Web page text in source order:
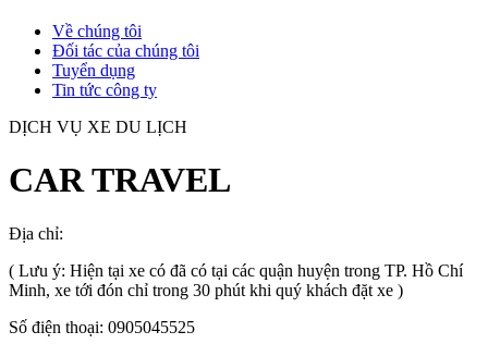
Về chúng tôi
Đối tác của chúng tôi
Tuyển dụng
Tin tức công ty
DỊCH VỤ XE DU LỊCH
CAR TRAVEL
Địa chỉ:
( Lưu ý: Hiện tại xe có đã có tại các quận huyện trong TP. Hồ Chí
Minh, xe tới đón chỉ trong 30 phút khi quý khách đặt xe )
Số điện thoại: 0905045525